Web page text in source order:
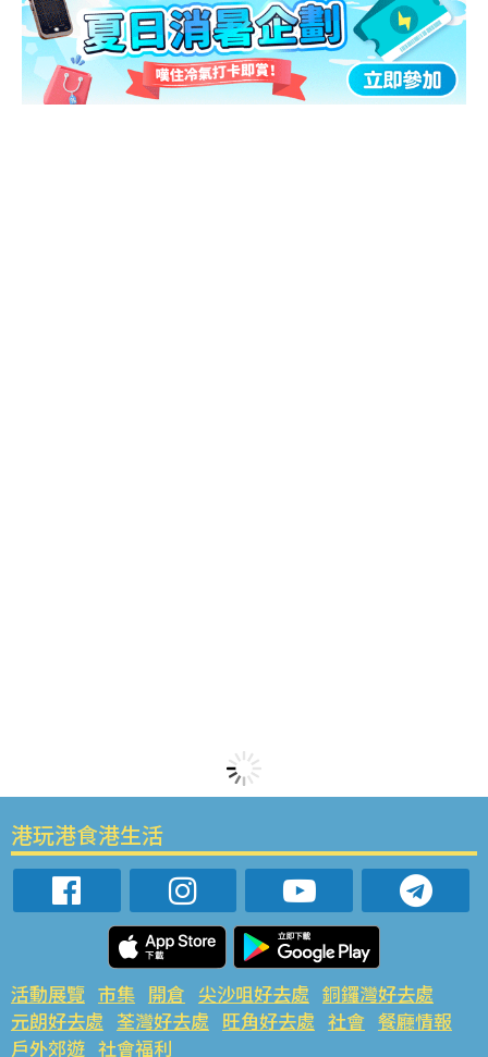
港玩港食港生活
活動展覽 市集 開倉 尖沙咀好去處 銅鑼灣好去處
元朗好去處 荃灣好去處 旺角好去處 社會 餐廳情報
戶外郊遊 社會福利